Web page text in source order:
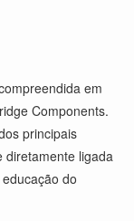
em
Components.
principais
diretamente ligada
do